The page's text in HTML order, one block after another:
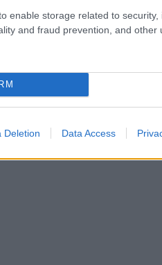
enable storage related to security,
and fraud prevention, and other
Deletion Data Access
tartalomnak minősülnek, értük a
nem ellenőrzi. Kifogás esetén